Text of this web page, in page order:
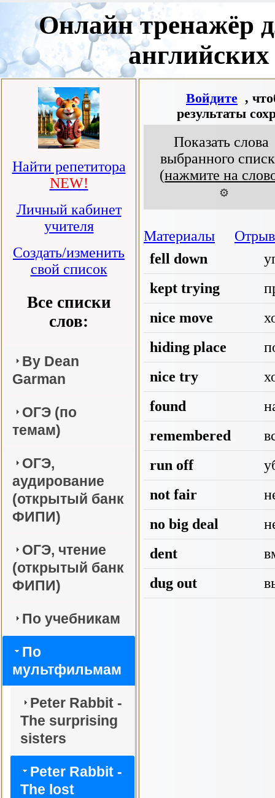
Онлайн тренажёр
английских
Найти репетитора
NEW!
Личный кабинет
учителя
Создать/изменить
свой список
Все списки
слов:
By Dean
Garman
ОГЭ (по
темам)
ОГЭ,
аудирование
(открытый банк
ФИПИ)
ОГЭ, чтение
(открытый банк
ФИПИ)
По учебникам
По
мультфильмам
Peter Rabbit -
The surprising
sisters
Peter Rabbit -
The lost
Войдите ,
результаты
Показать слова
выбранного
(нажмите на
⚙️
Материалы
fell down
kept trying
nice move
hiding place
nice try
found
remembered
run off
not fair
no big deal
dent
dug out